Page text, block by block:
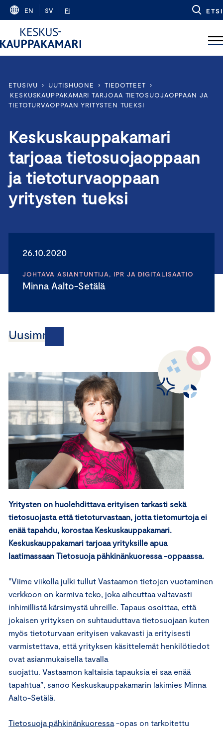
Skip
content
EN SV FI ETSI
ETUSIVU › UUTISHUONE › TIEDOTTEET
›
KESKUSKAUPPAKAMARI TARJOAA TIETOSUOJAOPPAAN JA
TIETOTURVAOPPAAN YRITYSTEN TUEKSI
Keskuskauppakamari
tarjoaa tietosuojaoppaan
ja tietoturvaoppaan
yritysten tueksi
26.10.2020
JOHTAVA ASIANTUNTIJA, IPR JA DIGITALISAATIO
Minna Aalto-Setälä
Uusimmat
Yritysten on huolehdittava erityisen tarkasti sekä
tietosuojasta että tietoturvastaan, jotta tietomurtoja ei
enää tapahdu, korostaa Keskuskauppakamari.
Keskuskauppakamari tarjoaa yrityksille apua
laatimassaan Tietosuoja pähkinänkuoressa -oppaassa.
”Viime viikolla julki tullut Vastaamon tietojen vuotaminen
verkkoon on karmiva teko, joka aiheuttaa valtavasti
inhimillistä kärsimystä uhreille. Tapaus osoittaa, että
jokaisen yrityksen on suhtauduttava tietosuojaan kuten
myös tietoturvaan erityisen vakavasti ja erityisesti
varmistettava, että yrityksen käsittelemät henkilötiedot
ovat asianmukaisella tavalla
suojattu. Vastaamon kaltaisia tapauksia ei saa enää
tapahtua”, sanoo Keskuskauppakamarin lakimies Minna
Aalto-Setälä.
Tietosuoja pähkinänkuoressa -opas on tarkoitettu